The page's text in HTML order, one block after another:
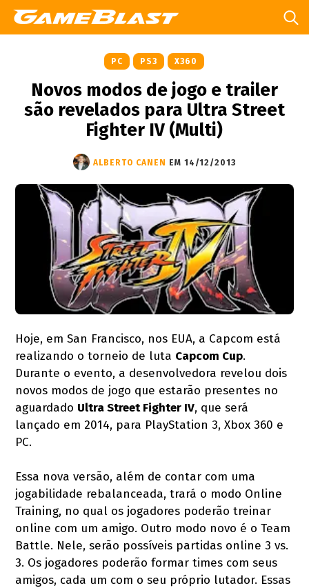
PC PS3 X360
Novos modos de jogo e trailer
são revelados para Ultra Street
Fighter IV (Multi)
ALBERTO CANEN EM 14/12/2013
Hoje, em San Francisco, nos EUA, a Capcom está
realizando o torneio de luta Capcom Cup.
Durante o evento, a desenvolvedora revelou dois
novos modos de jogo que estarão presentes no
aguardado Ultra Street Fighter IV, que será
lançado em 2014, para PlayStation 3, Xbox 360 e
PC.
Essa nova versão, além de contar com uma
jogabilidade rebalanceada, trará o modo Online
Training, no qual os jogadores poderão treinar
online com um amigo. Outro modo novo é o Team
Battle. Nele, serão possíveis partidas online 3 vs.
3. Os jogadores poderão formar times com seus
amigos, cada um com o seu próprio lutador. Essas